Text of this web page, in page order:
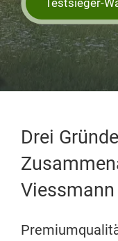
Testsieger-
Drei
Viessmann